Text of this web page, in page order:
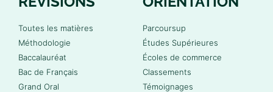
Toutes les matières
Méthodologie
Baccalauréat
Bac de Français
Grand Oral
Parcoursup
Études Supérieures
Écoles de commerce
Classements
Témoignages